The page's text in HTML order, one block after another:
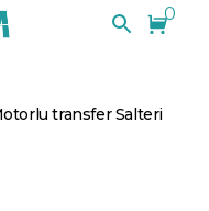
0
transfer Salteri